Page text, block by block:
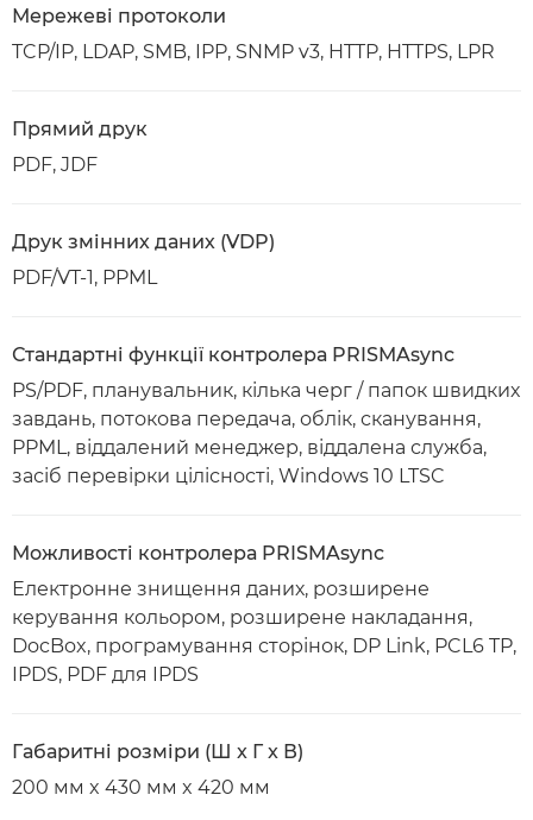
Мережеві протоколи
TCP/IP, LDAP, SMB, IPP, SNMP v3, HTTP, HTTPS, LPR
Прямий друк
PDF, JDF
Друк змінних даних (VDP)
PDF/VT-1, PPML
Стандартні функції контролера PRISMAsync
PS/PDF, планувальник, кілька черг / папок швидких
завдань, потокова передача, облік, сканування,
PPML, віддалений менеджер, віддалена служба,
засіб перевірки цілісності, Windows 10 LTSC
Можливості контролера PRISMAsync
Електронне знищення даних, розширене
керування кольором, розширене накладання,
DocBox, програмування сторінок, DP Link, PCL6 TP,
IPDS, PDF для IPDS
Габаритні розміри (Ш x Г x В)
200 мм x 430 мм x 420 мм